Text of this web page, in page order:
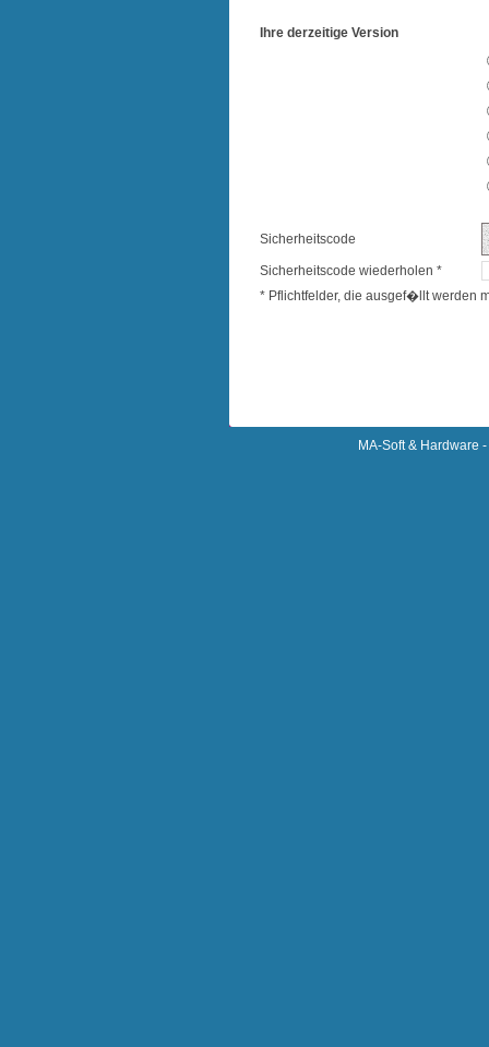
Ihre derzeitige Version
Sicherheitscode
Sicherheitscode wiederholen *
* Pflichtfelder, die ausgef�llt werden
MA-Soft & Hardware